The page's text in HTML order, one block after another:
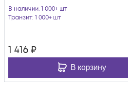
В наличии: 1 000+ шт
Транзит: 1 000+ шт
1 416 ₽
В корзину